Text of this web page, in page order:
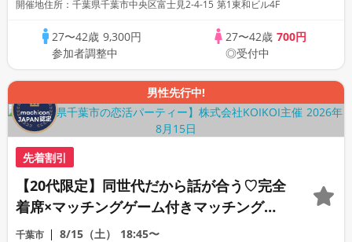
開催地住所：千葉県千葉市中央区富士見2-4-15 第1東和ビル4F
27〜42歳 9,300円
参加者調整中
27〜42歳 700円
◎受付中
男性先行中!
先着割引
【20代限定】同世代だから話が合う♡完全
着席×マッチングゲーム付きマッチングコ
ン
千葉市 8/15（土） 18:45〜